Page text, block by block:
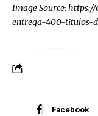
Image Source:https://
entrega-400-titulos-
Facebook